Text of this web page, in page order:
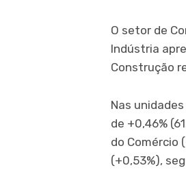
O setor de
Indústria
Construção
Nas
de +0,46%
do Comércio
(+0,53%),